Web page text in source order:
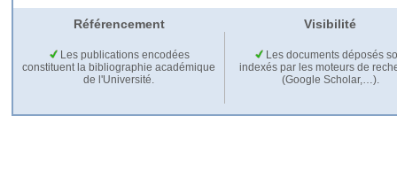
Référencement Visibilité
Les publications encodées
constituent la bibliographie académique
de l'Université.
Les documents déposés
indexés par les moteurs de
(Google Scholar,…).